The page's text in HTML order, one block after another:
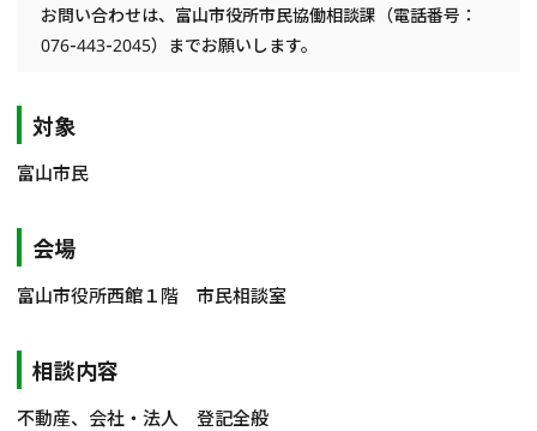
お問い合わせは、富山市役所市民協働相談課（電話番号：
076-443-2045）までお願いします。
対象
富山市民
会場
富山市役所西館１階 市民相談室
相談内容
不動産、会社・法人 登記全般
当会について